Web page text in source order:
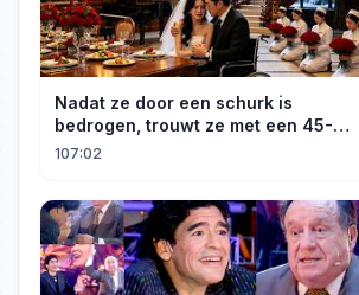
Nadat ze door een schurk is
bedrogen, trouwt ze met een 45-
jarige, gehandicapte CEO. Verslaafd
107:02